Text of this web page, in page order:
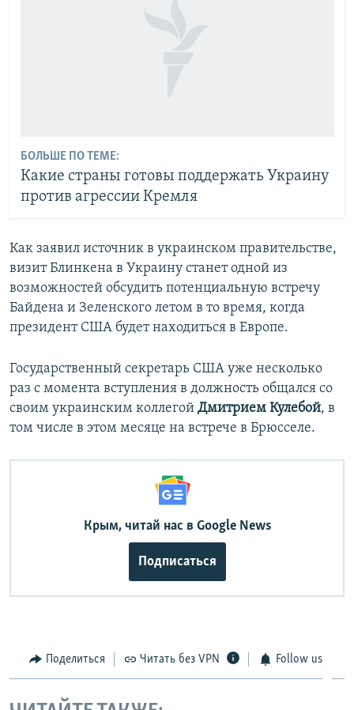
БОЛЬШЕ ПО ТЕМЕ:
Какие страны готовы поддержать Украину
против агрессии Кремля
Как заявил источник в украинском правительстве,
визит Блинкена в Украину станет одной из
возможностей обсудить потенциальную встречу
Байдена и Зеленского летом в то время, когда
президент США будет находиться в Европе.
Государственный секретарь США уже несколько
раз с момента вступления в должность общался со
своим украинским коллегой Дмитрием Кулебой, в
том числе в этом месяце на встрече в Брюсселе.
Крым, читай нас в Google News
Подписаться
Поделиться Читать без VPN Follow us